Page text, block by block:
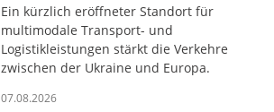
Ein kürzlich eröffneter Standort für
multimodale Transport- und
Logistikleistungen stärkt die Verkehre
zwischen der Ukraine und Europa.
07.08.2026